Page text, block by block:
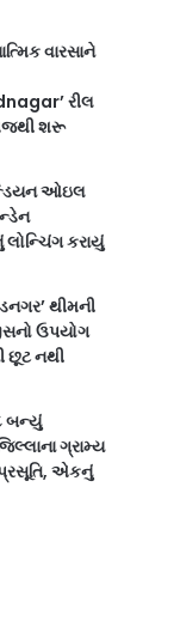
વારસાને
રીલ
શરૂ
ઓઇલ
કરાયું
થીમની
ઉપયોગ
છૂટ નથી
બન્યું
ગ્રામ્ય
પ્રસૂતિ, એકનું